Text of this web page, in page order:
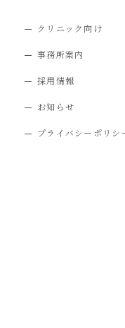
クリニック向け
事務所案内
採用情報
お知らせ
プライバシーポリシ